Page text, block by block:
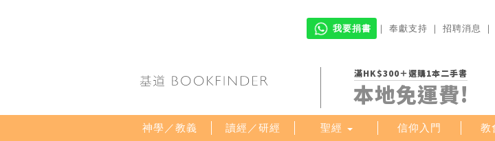
我要捐書 ｜ 奉獻支持 ｜ 招聘消息 ｜
滿HK$300＋選購1本二手書
本地免運費!
神學／教義 讀經／研經 聖經 信仰入門 教